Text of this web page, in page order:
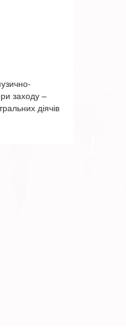
заходу –
діячів